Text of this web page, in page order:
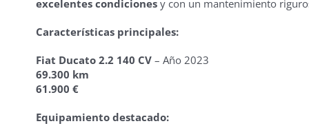
excelentes condicionesy con un mantenimiento
Características principales:
Fiat Ducato 2.2 140 CV– Año 2023
69.300 km
61.900 €
Equipamiento destacado: